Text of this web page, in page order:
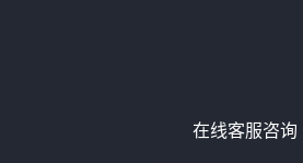
在线客服咨询